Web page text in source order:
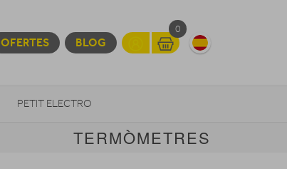
OFERTES BLOG
0
PETIT ELECTRO
TERMÒMETRES